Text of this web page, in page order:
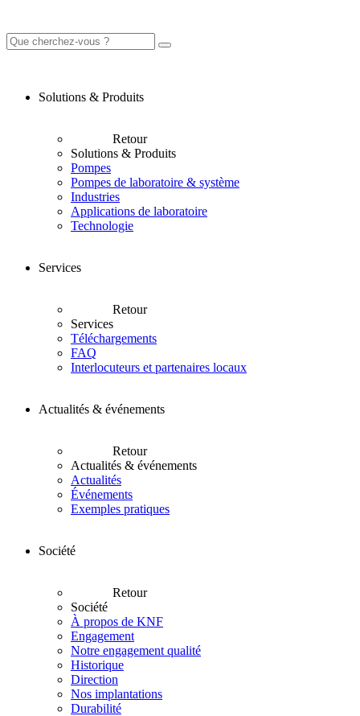
Solutions & Produits
Retour
Solutions & Produits
Pompes
Pompes de laboratoire & système
Industries
Applications de laboratoire
Technologie
Services
Retour
Services
Téléchargements
FAQ
Interlocuteurs et partenaires locaux
Actualités & événements
Retour
Actualités & événements
Actualités
Événements
Exemples pratiques
Société
Retour
Société
À propos de KNF
Engagement
Notre engagement qualité
Historique
Direction
Nos implantations
Durabilité